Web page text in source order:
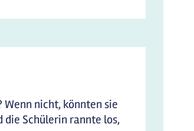
nicht, könnten sie
die Schülerin rannte los,